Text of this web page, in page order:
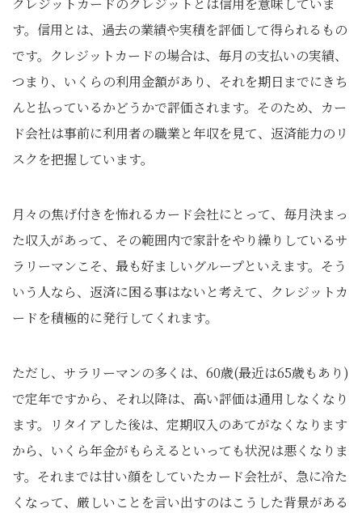
クレジットカードのクレジットとは信用を意味していま
す。信用とは、過去の業績や実積を評価して得られるもの
です。クレジットカードの場合は、毎月の支払いの実績、
つまり、いくらの利用金額があり、それを期日までにきち
んと払っているかどうかで評価されます。そのため、カー
ド会社は事前に利用者の職業と年収を見て、返済能力のリ
スクを把握しています。
月々の焦げ付きを怖れるカード会社にとって、毎月決まっ
た収入があって、その範囲内で家計をやり繰りしているサ
ラリーマンこそ、最も好ましいグループといえます。そう
いう人なら、返済に困る事はないと考えて、クレジットカ
ードを積極的に発行してくれます。
ただし、サラリーマンの多くは、60歳(最近は65歳もあり)
で定年ですから、それ以降は、高い評価は通用しなくなり
ます。リタイアした後は、定期収入のあてがなくなります
から、いくら年金がもらえるといっても状況は悪くなりま
す。それまでは甘い顔をしていたカード会社が、急に冷た
くなって、厳しいことを言い出すのはこうした背景がある